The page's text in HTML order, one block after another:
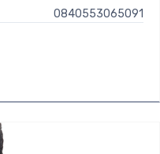
0840553065091